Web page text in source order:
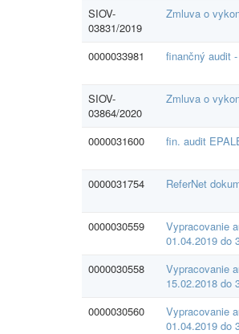
SIOV-
03831/2019
Zmluva o
0000033981 finančný audit
SIOV-
03864/2020
Zmluva o
0000031600 fin. audit
0000031754 ReferNet
0000030559
Vypracovanie
01.04.2019 do
0000030558
Vypracovanie
15.02.2018 do
0000030560
Vypracovanie
01.04.2019 do